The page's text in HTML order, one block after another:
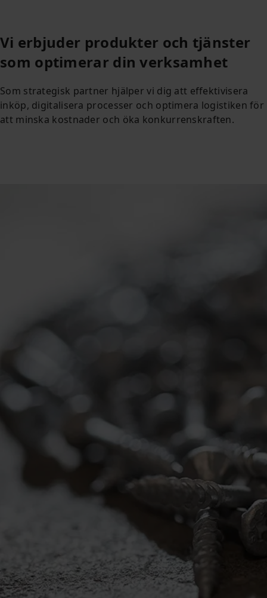
Vi erbjuder produkter och tjänster
som optimerar din verksamhet
Som strategisk partner hjälper vi dig att effektivisera
inköp, digitalisera processer och optimera logistiken för
att minska kostnader och öka konkurrenskraften.